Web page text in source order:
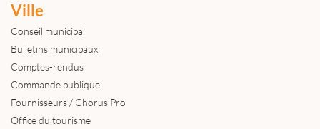
Ville
Conseil municipal
Bulletins municipaux
Comptes-rendus
Commande publique
Fournisseurs / Chorus Pro
Office du tourisme